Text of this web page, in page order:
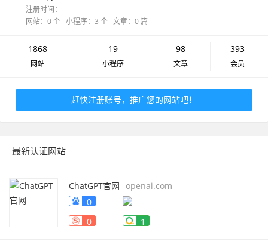
注册时间：
网站：0 个 小程序：3 个 文章：0 篇
1868
网站
19
小程序
98
文章
393
会员
赶快注册账号，推广您的网站吧！
最新认证网站
ChatGPT官网
openai.com
0
0
1